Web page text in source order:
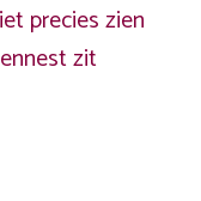
precies zien
zit